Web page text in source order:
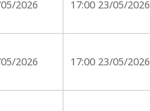
2026 17:00 23/05/2026
2026 17:00 23/05/2026